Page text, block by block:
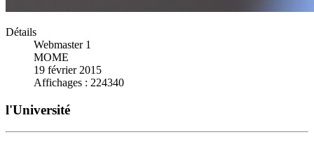
Détails
Webmaster 1
MOME
19 février 2015
Affichages : 224340
l'Université